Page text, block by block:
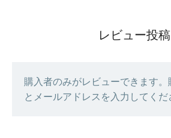
レビュー投稿
購入者のみがレビューできます
とメールアドレスを入力してくだ